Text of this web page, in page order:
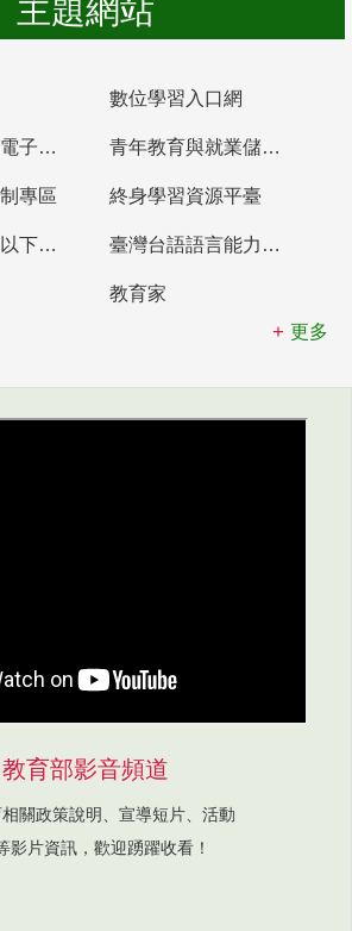
主題網站
數位學習入口網
教育部統計處電子書櫃 青年教育與就業儲蓄帳戶
專區 終身學習資源平臺
教育部高中等以下學校及幼兒園教師資格檢定考試 臺灣台語語言能力認證網站
教育家
更多
教育部影音頻道
關政策說明、宣導短片、活動
影片資訊，歡迎踴躍收看！